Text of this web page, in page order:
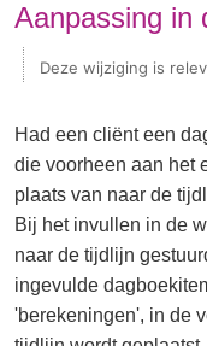
Aanpassing in
Deze wijziging is
Had een cliënt een
die voorheen aan het
plaats van naar de
Bij het invullen in de
naar de tijdlijn
ingevulde
'berekeningen', in de